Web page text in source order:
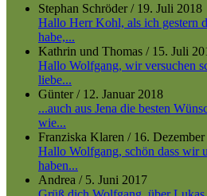
Stephan Schröder/ 19. Juli 2018
Hallo Herr Kohl, als ich gestern
habe,...
Kathrin und Thomas / 15. Juli
Hallo Wolfgang, wir versuchen
liebe...
Günter/ 12. Januar 2018
...auch aus Jena die besten
wie...
Franziska Klaren / 16.
Hallo Wolfgang, schön dass wir
haben...
Andrea / 5. Juni 2017